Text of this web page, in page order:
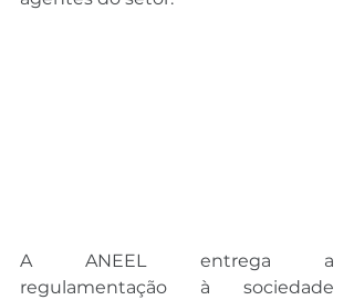
A ANEEL entrega a
regulamentação à sociedade